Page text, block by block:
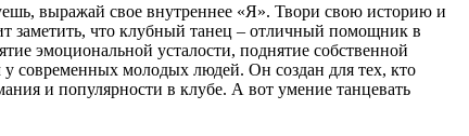
выражай свое внутреннее «Я». Твори свою историю и
заметить, что клубный танец – отличный помощник в
эмоциональной усталости, поднятие собственной
у современных молодых людей. Он создан для тех, кто
и популярности в клубе. А вот умение танцевать